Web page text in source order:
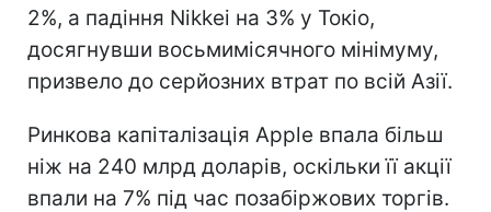
2%, а падіння Nikkei на 3% у Токіо,
досягнувши восьмимісячного мінімуму,
призвело до серйозних втрат по всій Азії.
Ринкова капіталізація Apple впала більш
ніж на 240 млрд доларів, оскільки її акції
впали на 7% під час позабіржових торгів.